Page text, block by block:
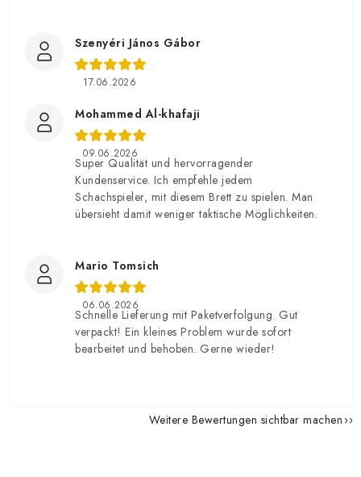
Szenyéri János Gábor
17.06.2026
Mohammed Al-khafaji
09.06.2026
Super Qualität und hervorragender
Kundenservice. Ich empfehle jedem
Schachspieler, mit diesem Brett zu spielen. Man
übersieht damit weniger taktische Möglichkeiten.
Mario Tomsich
06.06.2026
Schnelle Lieferung mit Paketverfolgung. Gut
verpackt! Ein kleines Problem wurde sofort
bearbeitet und behoben. Gerne wieder!
Weitere Bewertungen sichtbar machen